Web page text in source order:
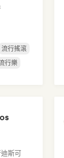
流行搖滾
行樂
迪斯可